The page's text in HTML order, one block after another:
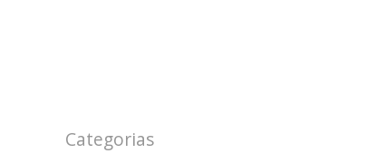
Categorias